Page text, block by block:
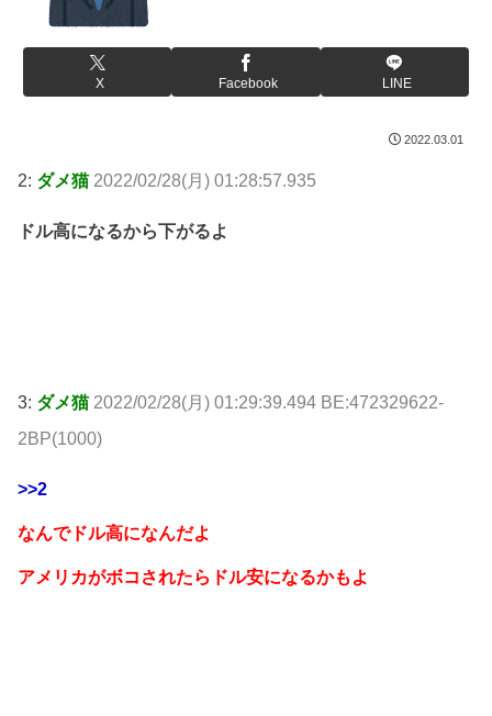
X Facebook LINE
2022.03.01
2: ダメ猫 2022/02/28(月) 01:28:57.935
ドル高になるから下がるよ
3: ダメ猫 2022/02/28(月) 01:29:39.494 BE:472329622-
2BP(1000)
>>2
なんでドル高になんだよ
アメリカがボコされたらドル安になるかもよ